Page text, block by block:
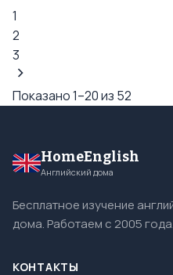
1
2
3
Показано 1–20 из 52
HomeEnglish
Английский дома
Бесплатное изучение
дома. Работаем с 2005 года.
КОНТАКТЫ